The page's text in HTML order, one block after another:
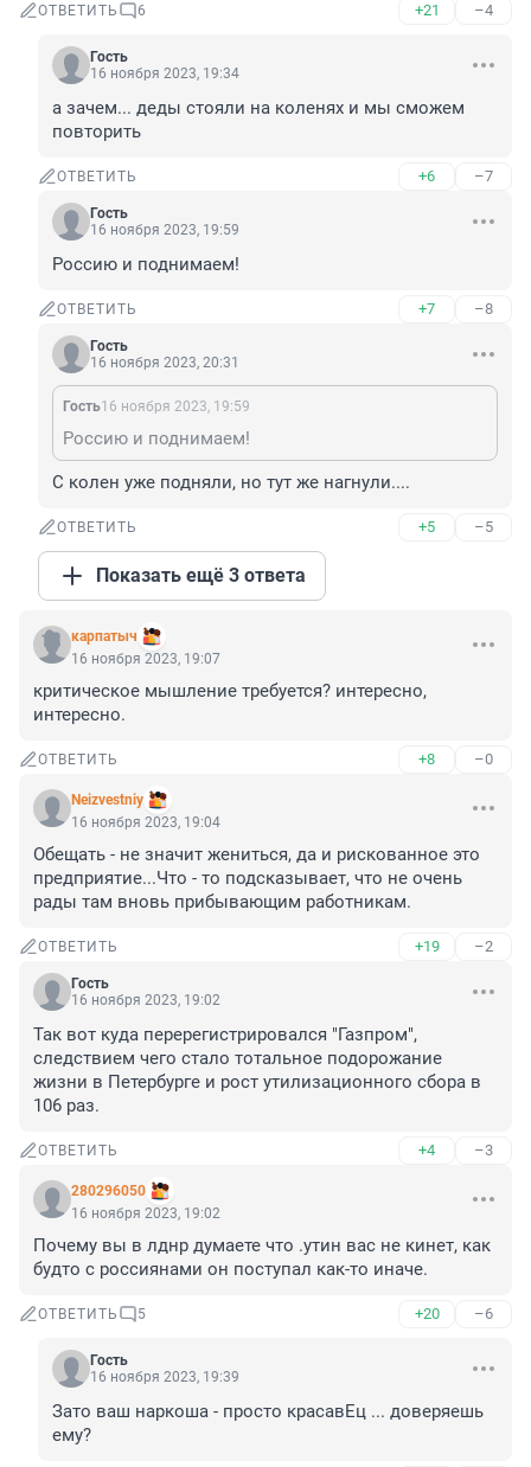
ОТВЕТИТЬ 6 +21 –4
Гость
16 ноября 2023, 19:34
а зачем... деды стояли на коленях и мы сможем
повторить
ОТВЕТИТЬ +6 –7
Гость
16 ноября 2023, 19:59
Россию и поднимаем!
ОТВЕТИТЬ +7 –8
Гость
16 ноября 2023, 20:31
Гость16 ноября 2023, 19:59
Россию и поднимаем!
С колен уже подняли, но тут же нагнули....
ОТВЕТИТЬ +5 –5
Показать ещё 3 ответа
карпатыч
16 ноября 2023, 19:07
критическое мышление требуется? интересно,
интересно.
ОТВЕТИТЬ +8 –0
Neizvestniy
16 ноября 2023, 19:04
Обещать - не значит жениться, да и рискованное это
предприятие...Что - то подсказывает, что не очень
рады там вновь прибывающим работникам.
ОТВЕТИТЬ +19 –2
Гость
16 ноября 2023, 19:02
Так вот куда перерегистрировался "Газпром",
следствием чего стало тотальное подорожание
жизни в Петербурге и рост утилизационного сбора в
106 раз.
ОТВЕТИТЬ +4 –3
280296050
16 ноября 2023, 19:02
Почему вы в лднр думаете что .утин вас не кинет, как
будто с россиянами он поступал как-то иначе.
ОТВЕТИТЬ 5 +20 –6
Гость
16 ноября 2023, 19:39
Зато ваш наркоша - просто красавЕц ... доверяешь
ему?